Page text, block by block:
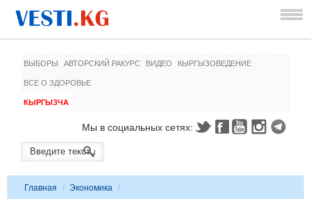
ВЫБОРЫ АВТОРСКИЙ РАКУРС ВИДЕО КЫРГЫЗОВЕДЕНИЕ
ВСЕ О ЗДОРОВЬЕ
КЫРГЫЗЧА
Мы в социальных сетях:
Главная / Экономика /